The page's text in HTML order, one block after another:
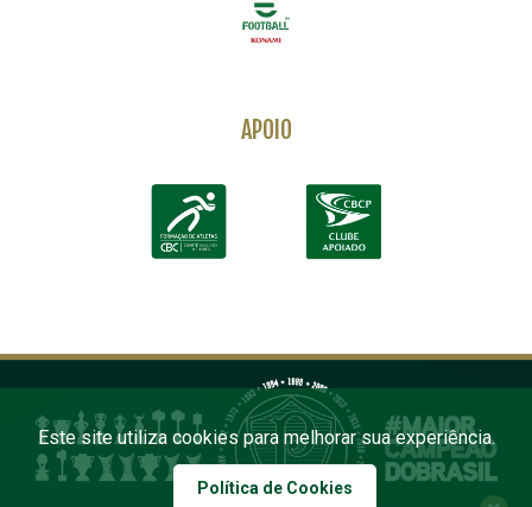
APOIO
Este site utiliza cookies para melhorar sua experiência.
Política de Cookies